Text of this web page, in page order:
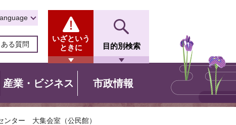
る質問
いざという
ときに
目的別検索
産業・ビジネス 市政情報
ンター 大集会室（公民館）